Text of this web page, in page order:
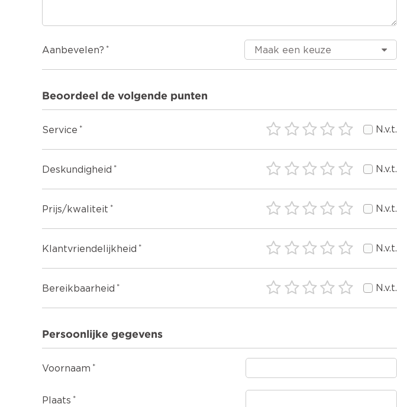
Aanbevelen?
Beoordeel de volgende punten
Service N.v.t.
Deskundigheid N.v.t.
Prijs/kwaliteit N.v.t.
Klantvriendelijkheid N.v.t.
Bereikbaarheid N.v.t.
Persoonlijke gegevens
Voornaam
Plaats